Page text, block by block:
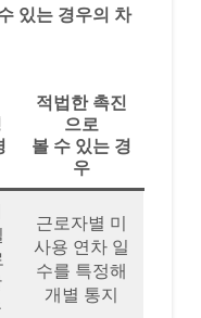
있는 경우의 차
적법한 촉진
으로
볼 수 있는 경
우
근로자별 미
사용 연차 일
수를 특정해
개별 통지